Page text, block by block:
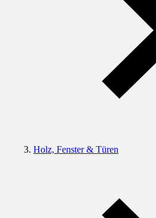
Holz, Fenster & Türen